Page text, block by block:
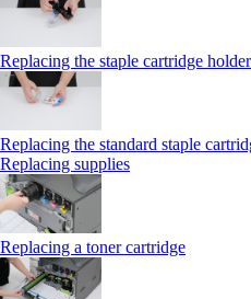
Replacing the staple cartridge
Replacing the standard staple
Replacing supplies
Replacing a toner cartridge